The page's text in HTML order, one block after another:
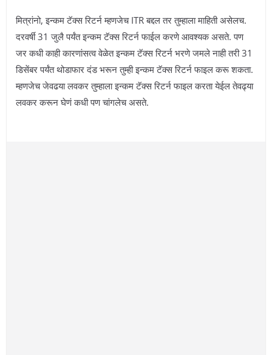
मित्रांनो, इन्कम टॅक्स रिटर्न म्हणजेच ITR बद्दल तर तुम्हाला माहिती असेलच.
दरवर्षी 31 जुलै पर्यंत इन्कम टॅक्स रिटर्न फाईल करणे आवश्यक असते. पण
जर कधी काही कारणांसत्व वेळेत इन्कम टॅक्स रिटर्न भरणे जमले नाही तरी 31
डिसेंबर पर्यंत थोडाफार दंड भरून तुम्ही इन्कम टॅक्स रिटर्न फाइल करू शकता.
म्हणजेच जेवढया लवकर तुम्हाला इन्कम टॅक्स रिटर्न फाइल करता येईल तेवढ्या
लवकर करून घेणं कधी पण चांगलेच असते.